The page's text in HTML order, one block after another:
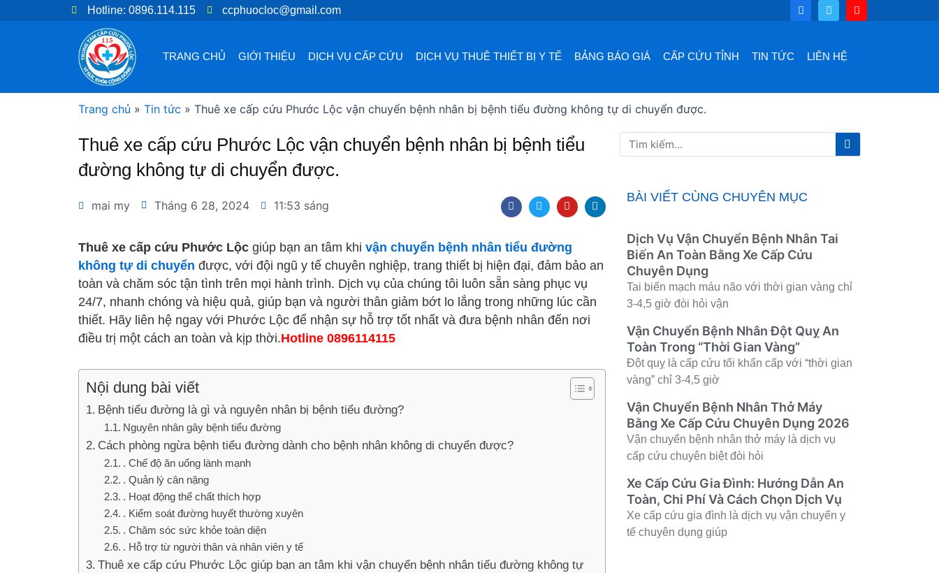
Hotline: 0896.114.115 ccphuocloc@gmail.com F
a
c
T
w
i
e
Y
o
u
TRANG CHỦ GIỚI THIỆU DỊCH VỤ CẤP CỨU DỊCH VỤ THUÊ THIẾT BỊ Y TẾ BẢNG BÁO GIÁ CẤP CỨU TỈNH TIN TỨC LIÊN HỆ
Trang chủ » Tin tức » Thuê xe cấp cứu Phước Lộc vận chuyển bệnh nhân bị bệnh tiểu đường không tự di chuyển được.
Thuê xe cấp cứu Phước Lộc vận chuyển bệnh nhân bị bệnh tiểu
đường không tự di chuyển được.
mai my Tháng 6 28, 2024 11:53 sáng F
a
c
b
o
o
k
T
w
i
t
e
r
Y
o
u
u
b
e
L
i
n
i
n
Thuê xe cấp cứu Phước Lộc giúp bạn an tâm khi vận chuyển bệnh nhân tiểu đường
không tự di chuyển được, với đội ngũ y tế chuyên nghiệp, trang thiết bị hiện đại, đảm bảo an
toàn và chăm sóc tận tình trên mọi hành trình. Dịch vụ của chúng tôi luôn sẵn sàng phục vụ
24/7, nhanh chóng và hiệu quả, giúp bạn và người thân giảm bớt lo lắng trong những lúc cần
thiết. Hãy liên hệ ngay với Phước Lộc để nhận sự hỗ trợ tốt nhất và đưa bệnh nhân đến nơi
điều trị một cách an toàn và kịp thời.Hotline 0896114115
Nội dung bài viết
Bệnh tiểu đường là gì và nguyên nhân bị bệnh tiểu đường?
Nguyên nhân gây bệnh tiểu đường
Cách phòng ngừa bệnh tiểu đường dành cho bệnh nhân không di chuyển được?
. Chế độ ăn uống lành mạnh
. Quản lý cân nặng
. Hoạt động thể chất thích hợp
. Kiểm soát đường huyết thường xuyên
. Chăm sóc sức khỏe toàn diện
. Hỗ trợ từ người thân và nhân viên y tế
Thuê xe cấp cứu Phước Lộc giúp bạn an tâm khi vận chuyển bệnh nhân tiểu đường không tự
Tìm
kiếm
Tìm
BÀI VIẾT CÙNG CHUYÊN MỤC
Dịch Vụ Vận Chuyển Bệnh Nhân Tai
Biến An Toàn Bằng Xe Cấp Cứu
Chuyên Dụng
Tai biến mạch máu não với thời gian vàng chỉ
3-4,5 giờ đòi hỏi vận
Vận Chuyển Bệnh Nhân Đột Quỵ An
Toàn Trong “Thời Gian Vàng”
Đột quỵ là cấp cứu tối khẩn cấp với “thời gian
vàng” chỉ 3-4,5 giờ
Vận Chuyển Bệnh Nhân Thở Máy
Bằng Xe Cấp Cứu Chuyên Dụng 2026
Vận chuyển bệnh nhân thở máy là dịch vụ
cấp cứu chuyên biệt đòi hỏi
Xe Cấp Cứu Gia Đình: Hướng Dẫn An
Toàn, Chi Phí Và Cách Chọn Dịch Vụ
Xe cấp cứu gia đình là dịch vụ vận chuyển y
tế chuyên dụng giúp